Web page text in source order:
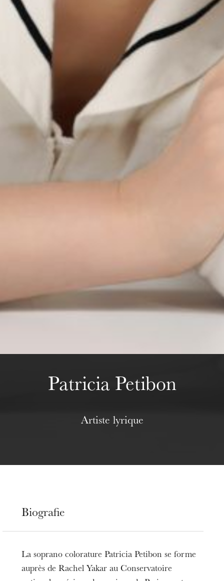
Die OnR mit euch
Führungen durch die Oper
Mittwoch 19 Aug. 2026
Patricia Petibon
Artiste lyrique
Biografie
La soprano colorature Patricia Petibon se forme
auprès de Rachel Yakar au Conservatoire